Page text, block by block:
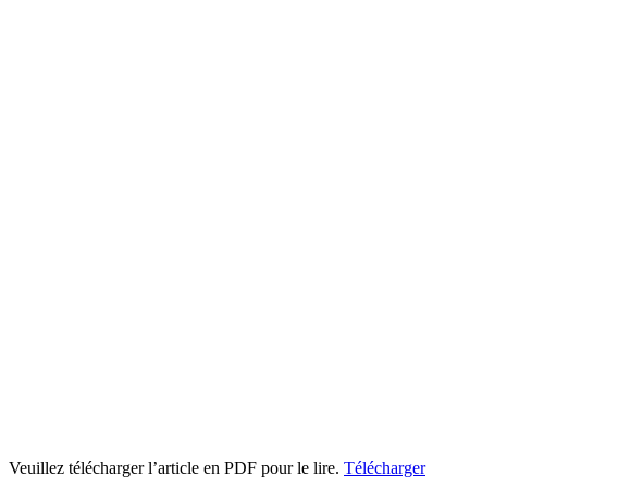
Veuillez télécharger l’article en PDF pour le lire. Télécharger